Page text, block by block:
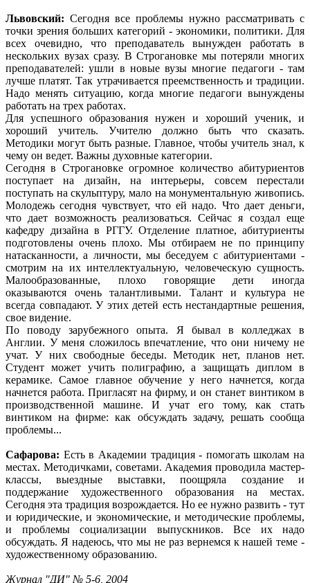
Львовский: Сегодня все проблемы нужно рассматривать с
точки зрения больших категорий - экономики, политики. Для
всех очевидно, что преподаватель вынужден работать в
нескольких вузах сразу. В Строгановке мы потеряли многих
преподавателей: ушли в новые вузы многие педагоги - там
лучше платят. Так утрачивается преемственность и традиции.
Надо менять ситуацию, когда многие педагоги вынуждены
работать на трех работах.
Для успешного образования нужен и хороший ученик, и
хороший учитель. Учителю должно быть что сказать.
Методики могут быть разные. Главное, чтобы учитель знал, к
чему он ведет. Важны духовные категории.
Сегодня в Строгановке огромное количество абитуриентов
поступает на дизайн, на интерьеры, совсем перестали
поступать на скульптуру, мало на монументальную живопись.
Молодежь сегодня чувствует, что ей надо. Что дает деньги,
что дает возможность реализоваться. Сейчас я создал еще
кафедру дизайна в РГГУ. Отделение платное, абитуриенты
подготовлены очень плохо. Мы отбираем не по принципу
натасканности, а личности, мы беседуем с абитуриентами -
смотрим на их интеллектуальную, человеческую сущность.
Малообразованные, плохо говорящие дети иногда
оказываются очень талантливыми. Талант и культура не
всегда совпадают. У этих детей есть нестандартные решения,
свое видение.
По поводу зарубежного опыта. Я бывал в колледжах в
Англии. У меня сложилось впечатление, что они ничему не
учат. У них свободные беседы. Методик нет, планов нет.
Студент может учить полиграфию, а защищать диплом в
керамике. Самое главное обучение у него начнется, когда
начнется работа. Пригласят на фирму, и он станет винтиком в
производственной машине. И учат его тому, как стать
винтиком на фирме: как обсуждать задачу, решать сообща
проблемы...
Сафарова: Есть в Академии традиция - помогать школам на
местах. Методичками, советами. Академия проводила мастер-
классы, выездные выставки, поощряла создание и
поддержание художественного образования на местах.
Сегодня эта традиция возрождается. Но ее нужно развить - тут
и юридические, и экономические, и методические проблемы,
и проблемы социализации выпускников. Все их надо
обсуждать. Я надеюсь, что мы не раз вернемся к нашей теме -
художественному образованию.
Журнал "ДИ" № 5-6, 2004